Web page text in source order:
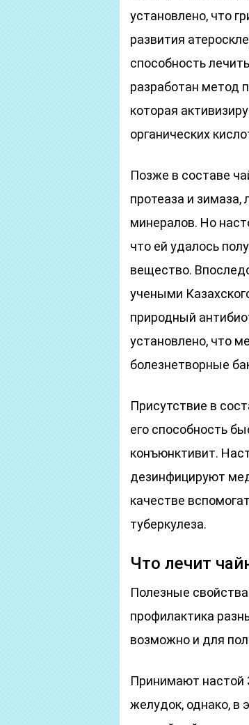
установлено, что
развития
способность
разработан метод
которая
органических
Позже в составе
протеаза и
минералов. Но
что ей удалось
вещество.
учеными
природный
установлено, что
болезнетворные
Присутствие в
его способность
конъюнктивит.
дезинфицируют
качестве
туберкулеза.
Что лечит
Полезные свойства
профилактика
возможно и для
Принимают настой
желудок, однако,